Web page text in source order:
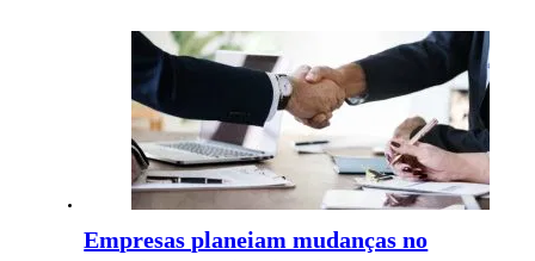
Empresas planeiam mudanças no